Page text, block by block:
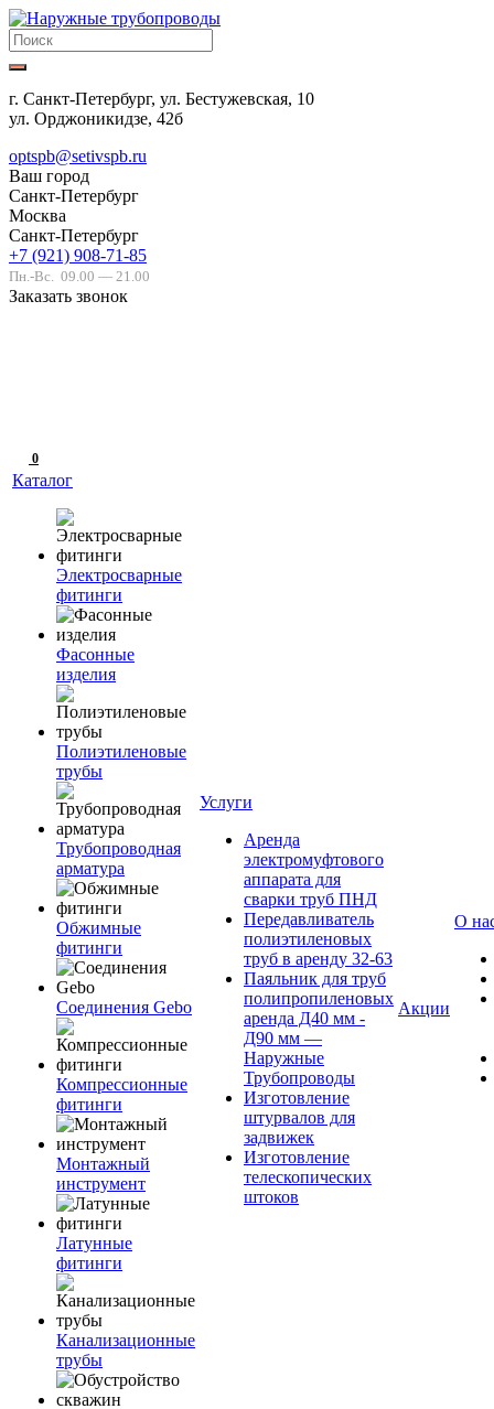
г. Санкт-Петербург, ул. Бестужевская, 10
ул. Орджоникидзе, 42б
optspb@setivspb.ru
Ваш город
Санкт-Петербург
Москва
Санкт-Петербург
+7 (921) 908-71-85
Пн.-Вс. 09.00 — 21.00
Заказать звонок
0
Каталог
Электросварные
фитинги
Фасонные
изделия
Полиэтиленовые
трубы
Трубопроводная
арматура
Обжимные
фитинги
Соединения Gebo
Компрессионные
фитинги
Монтажный
инструмент
Латунные
фитинги
Канализационные
трубы
Услуги
Аренда
электромуфтового
аппарата для
сварки труб ПНД
Передавливатель
полиэтиленовых
труб в аренду 32-63
Паяльник для труб
полипропиленовых
аренда Д40 мм -
Д90 мм —
Наружные
Трубопроводы
Изготовление
штурвалов для
задвижек
Изготовление
телескопических
штоков
Акции
О